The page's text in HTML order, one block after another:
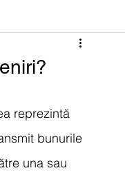
administrativ
reprezintă
bunurile
una sau